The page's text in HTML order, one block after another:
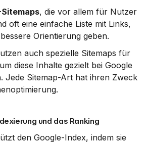
, die vor allem für Nutzer
oft eine einfache Liste mit Links,
Orientierung geben.
auch spezielle Sitemaps für
diese Inhalte gezielt bei Google
Jede Sitemap-Art hat ihren Zweck
und das Ranking
den Google-Index, indem sie